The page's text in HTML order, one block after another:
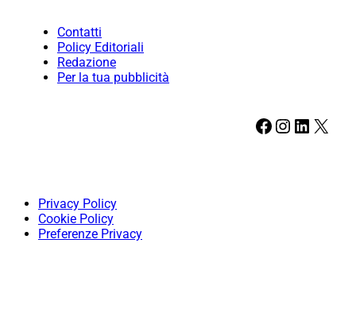
Contatti
Policy Editoriali
Redazione
Per la tua pubblicità
Facebook Instagram LinkedIn X
Privacy Policy
Cookie Policy
Preferenze Privacy